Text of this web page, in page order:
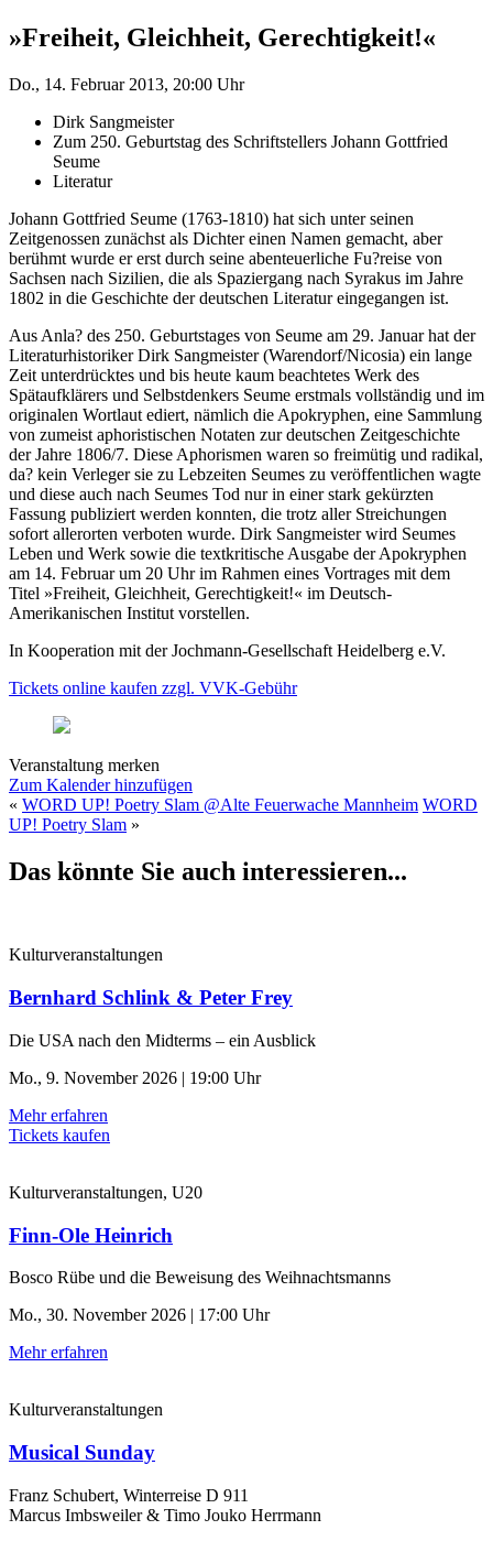
»Freiheit, Gleichheit, Gerechtigkeit!«
Do., 14. Februar 2013, 20:00 Uhr
Dirk Sangmeister
Zum 250. Geburtstag des Schriftstellers Johann Gottfried
Seume
Literatur
Johann Gottfried Seume (1763-1810) hat sich unter seinen
Zeitgenossen zunächst als Dichter einen Namen gemacht, aber
berühmt wurde er erst durch seine abenteuerliche Fu?reise von
Sachsen nach Sizilien, die als Spaziergang nach Syrakus im Jahre
1802 in die Geschichte der deutschen Literatur eingegangen ist.
Aus Anla? des 250. Geburtstages von Seume am 29. Januar hat der
Literaturhistoriker Dirk Sangmeister (Warendorf/Nicosia) ein lange
Zeit unterdrücktes und bis heute kaum beachtetes Werk des
Spätaufklärers und Selbstdenkers Seume erstmals vollständig und im
originalen Wortlaut ediert, nämlich die Apokryphen, eine Sammlung
von zumeist aphoristischen Notaten zur deutschen Zeitgeschichte
der Jahre 1806/7. Diese Aphorismen waren so freimütig und radikal,
da? kein Verleger sie zu Lebzeiten Seumes zu veröffentlichen wagte
und diese auch nach Seumes Tod nur in einer stark gekürzten
Fassung publiziert werden konnten, die trotz aller Streichungen
sofort allerorten verboten wurde. Dirk Sangmeister wird Seumes
Leben und Werk sowie die textkritische Ausgabe der Apokryphen
am 14. Februar um 20 Uhr im Rahmen eines Vortrages mit dem
Titel »Freiheit, Gleichheit, Gerechtigkeit!« im Deutsch-
Amerikanischen Institut vorstellen.
In Kooperation mit der Jochmann-Gesellschaft Heidelberg e.V.
Tickets online kaufen zzgl. VVK-Gebühr
Veranstaltung merken
Zum Kalender hinzufügen
« WORD UP! Poetry Slam @Alte Feuerwache Mannheim WORD
UP! Poetry Slam »
Das könnte Sie auch interessieren...
Kulturveranstaltungen
Bernhard Schlink & Peter Frey
Die USA nach den Midterms – ein Ausblick
Mo., 9. November 2026 | 19:00 Uhr
Mehr erfahren
Tickets kaufen
Kulturveranstaltungen, U20
Finn-Ole Heinrich
Bosco Rübe und die Beweisung des Weihnachtsmanns
Mo., 30. November 2026 | 17:00 Uhr
Mehr erfahren
Kulturveranstaltungen
Musical Sunday
Franz Schubert, Winterreise D 911
Marcus Imbsweiler & Timo Jouko Herrmann